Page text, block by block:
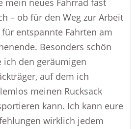
mein neues Fahrrad fast
– ob für den Weg zur Arbeit
entspannte Fahrten am
Besonders schön
ich den geräumigen
auf dem ich
meinen Rucksack
kann. Ich kann eure
wirklich jedem